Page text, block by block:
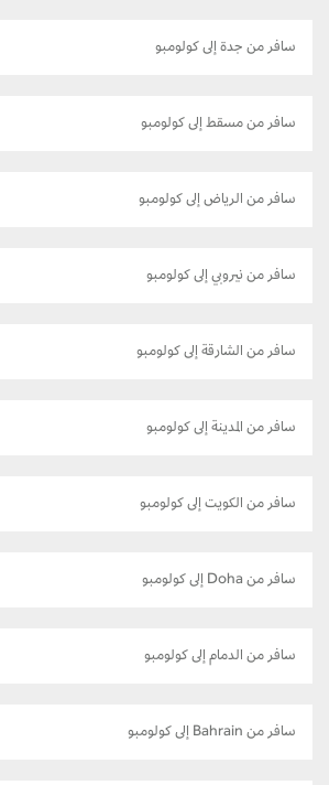
سافر من جدة إلى كولومبو
سافر من مسقط إلى كولومبو
سافر من الرياض إلى كولومبو
سافر من نيروبي إلى كولومبو
سافر من الشارقة إلى كولومبو
سافر من المدينة إلى كولومبو
سافر من الكويت إلى كولومبو
سافر من Doha إلى كولومبو
سافر من الدمام إلى كولومبو
سافر من Bahrain إلى كولومبو